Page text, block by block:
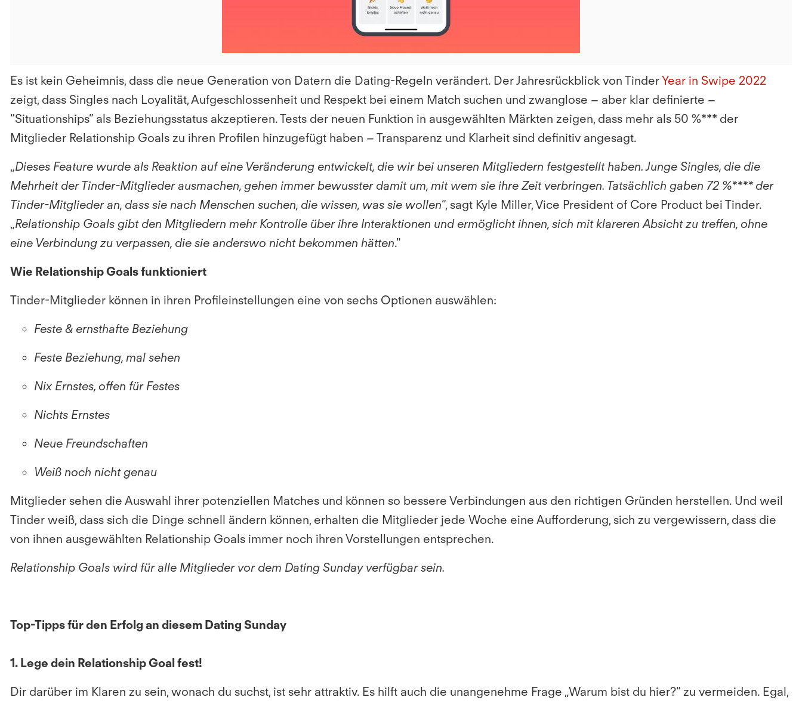
Es ist kein Geheimnis, dass die neue Generation von Datern die Dating-Regeln verändert. Der Jahresrückblick von TinderYear in Swipe 2022
zeigt, dass Singles nach Loyalität, Aufgeschlossenheit und Respekt bei einem Match suchen und zwanglose – aber klar definierte –
“Situationships” als Beziehungsstatus akzeptieren. Tests der neuen Funktion in ausgewählten Märkten zeigen, dass mehr als 50 %*** der
Mitglieder Relationship Goals zu ihren Profilen hinzugefügt haben – Transparenz und Klarheit sind definitiv angesagt.
„Dieses Feature wurde als Reaktion auf eine Veränderung entwickelt, die wir bei unseren Mitgliedern festgestellt haben. Junge Singles, die die
Mehrheit der Tinder-Mitglieder ausmachen, gehen immer bewusster damit um, mit wem sie ihre Zeit verbringen. Tatsächlich gaben 72 %****der
Tinder-Mitglieder an, dass sie nach Menschen suchen, die wissen, was sie wollen“, sagt Kyle Miller, Vice President of Core Product bei Tinder.
„Relationship Goals gibt den Mitgliedern mehr Kontrolle über ihre Interaktionen und ermöglicht ihnen, sich mit klareren Absicht zu treffen, ohne
eine Verbindung zu verpassen, die sie anderswo nicht bekommen hätten."
Wie Relationship Goals funktioniert
Tinder-Mitglieder können in ihren Profileinstellungen eine von sechs Optionen auswählen:
Feste & ernsthafte Beziehung
Feste Beziehung, mal sehen
Nix Ernstes, offen für Festes
Nichts Ernstes
Neue Freundschaften
Weiß noch nicht genau
Mitglieder sehen die Auswahl ihrer potenziellen Matches und können so bessere Verbindungen aus den richtigen Gründen herstellen. Und weil
Tinder weiß, dass sich die Dinge schnell ändern können, erhalten die Mitglieder jede Woche eine Aufforderung, sich zu vergewissern, dass die
von ihnen ausgewählten Relationship Goals immer noch ihren Vorstellungen entsprechen.
Relationship Goals wird für alle Mitglieder vor dem Dating Sunday verfügbar sein.
Top-Tipps für den Erfolg an diesem Dating Sunday
1. Lege dein Relationship Goal fest!
Dir darüber im Klaren zu sein, wonach du suchst, ist sehr attraktiv. Es hilft auch die unangenehme Frage „Warum bist du hier?“ zu vermeiden. Egal,